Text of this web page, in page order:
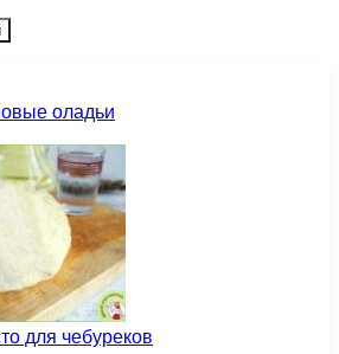
оладьи
для чебуреков